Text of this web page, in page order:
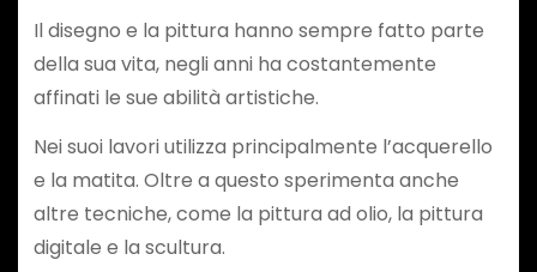
Il disegno e la pittura hanno sempre fatto parte
della sua vita, negli anni ha costantemente
affinati le sue abilità artistiche.
Nei suoi lavori utilizza principalmente l’acquerello
e la matita. Oltre a questo sperimenta anche
altre tecniche, come la pittura ad olio, la pittura
digitale e la scultura.